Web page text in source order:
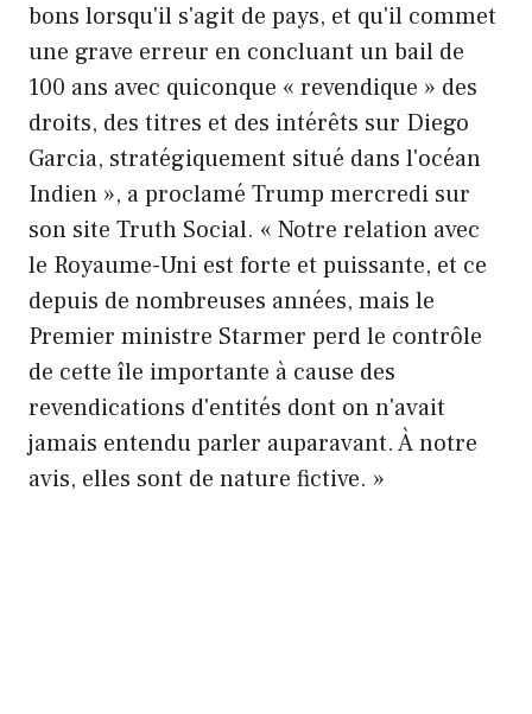
bons lorsqu'il s'agit de pays, et qu'il commet
une grave erreur en concluant un bail de
100 ans avec quiconque « revendique » des
droits, des titres et des intérêts sur Diego
Garcia, stratégiquement situé dans l'océan
Indien », a proclamé Trump mercredi sur
son site Truth Social. « Notre relation avec
le Royaume-Uni est forte et puissante, et ce
depuis de nombreuses années, mais le
Premier ministre Starmer perd le contrôle
de cette île importante à cause des
revendications d'entités dont on n'avait
jamais entendu parler auparavant. À notre
avis, elles sont de nature fictive. »